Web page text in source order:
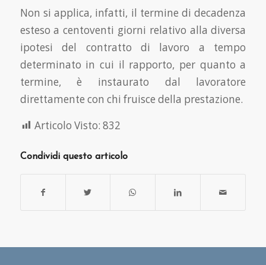
Non si applica, infatti, il termine di decadenza
esteso a centoventi giorni relativo alla diversa
ipotesi del contratto di lavoro a tempo
determinato in cui il rapporto, per quanto a
termine, è instaurato dal lavoratore
direttamente con chi fruisce della prestazione.
Articolo Visto: 832
Condividi questo articolo